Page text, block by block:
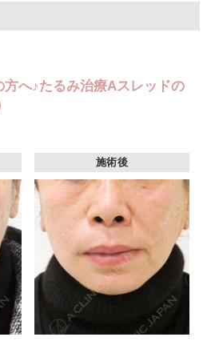
へ♪たるみ治療Aスレッドの
施術後